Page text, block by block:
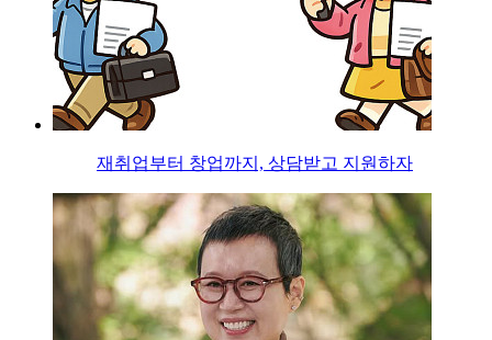
재취업부터 창업까지, 상담받고 지원하자